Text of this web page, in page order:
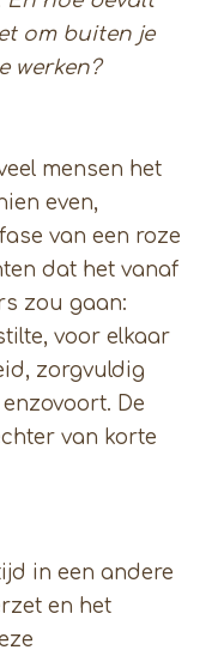
om buiten je
werken?
mensen het
even,
van een roze
dat het vanaf
zou gaan:
voor elkaar
zorgvuldig
De
van korte
in een andere
en het